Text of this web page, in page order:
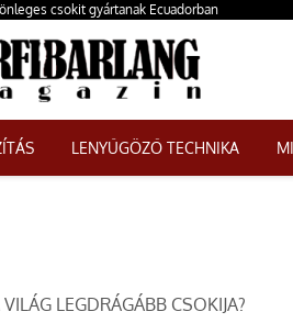
csokit gyártanak Ecuadorban
LENYŰGÖZŐ TECHNIKA
LEGDRÁGÁBB CSOKIJA?